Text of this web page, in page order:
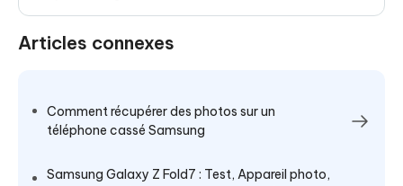
Articles connexes
Comment récupérer des photos sur un
téléphone cassé Samsung
Samsung Galaxy Z Fold7 : Test, Appareil photo,